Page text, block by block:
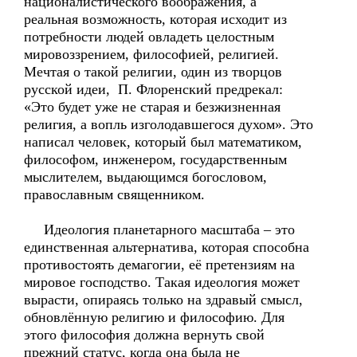
реальная возможность, которая исходит из
потребности людей овладеть целостным
мировоззрением, философией, религией.
Мечтая о такой религии, один из творцов
русской идеи, П. Флоренский предрекал:
«Это будет уже не старая и безжизненная
религия, а вопль изголодавшегося духом». Это
написал человек, который был математиком,
философом, инженером, государственным
мыслителем, выдающимся богословом,
православным священником.
Идеология планетарного масштаба – это
единственная альтернатива, которая способна
противостоять демагогии, её претензиям на
мировое господство. Такая идеология может
вырасти, опираясь только на здравый смысл,
обновлённую религию и философию. Для
этого философия должна вернуть свой
прежний статус, когда она была не